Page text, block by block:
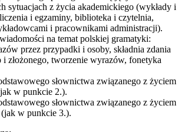
sytuacjach z życia akademickiego (wykłady i
i egzaminy, biblioteka i czytelnia,
i pracownikami administracji).
na temat polskiej gramatyki:
przez przypadki i osoby, składnia zdania
i złożonego, tworzenie wyrazów, fonetyka
słownictwa związanego z życiem
w punkcie 2.).
słownictwa związanego z życiem
w punkcie 3.).